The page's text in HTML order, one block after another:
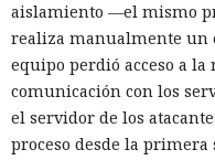
aislamiento —el mismo
realiza manualmente un
equipo perdió acceso a
comunicación con los
el servidor de los
proceso desde la